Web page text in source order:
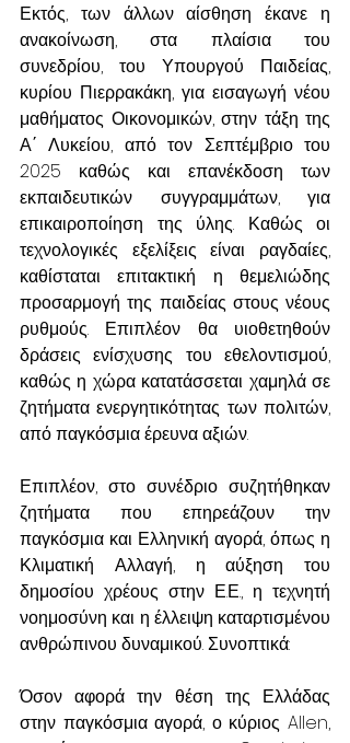
Εκτός, των άλλων αίσθηση έκανε η
ανακοίνωση, στα πλαίσια του
συνεδρίου, του Υπουργού Παιδείας,
κυρίου Πιερρακάκη, για εισαγωγή νέου
μαθήματος Οικονομικών, στην τάξη της
Α΄ Λυκείου, από τον Σεπτέμβριο του
2025 καθώς και επανέκδοση των
εκπαιδευτικών συγγραμμάτων, για
επικαιροποίηση της ύλης. Καθώς οι
τεχνολογικές εξελίξεις είναι ραγδαίες,
καθίσταται επιτακτική η θεμελιώδης
προσαρμογή της παιδείας στους νέους
ρυθμούς. Επιπλέον θα υιοθετηθούν
δράσεις ενίσχυσης του εθελοντισμού,
καθώς η χώρα κατατάσσεται χαμηλά σε
ζητήματα ενεργητικότητας των πολιτών,
από παγκόσμια έρευνα αξιών.
Επιπλέον, στο συνέδριο συζητήθηκαν
ζητήματα που επηρεάζουν την
παγκόσμια και Ελληνική αγορά, όπως η
Κλιματική Αλλαγή, η αύξηση του
δημοσίου χρέους στην Ε.Ε., η τεχνητή
νοημοσύνη και η έλλειψη καταρτισμένου
ανθρώπινου δυναμικού. Συνοπτικά:
Όσον αφορά την θέση της Ελλάδας
στην παγκόσμια αγορά, ο κύριος Allen,